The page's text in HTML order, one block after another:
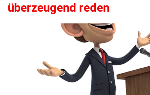
überzeugend reden